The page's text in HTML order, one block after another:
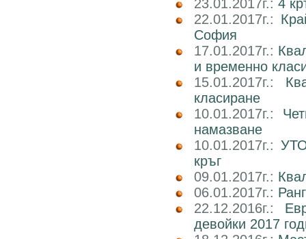
23.01.2017г.: 4
22.01.2017г.:
София
17.01.2017г.:
и временно
15.01.2017г.:
класиране
10.01.2017г.:
намазване
10.01.2017г.:
кръг
09.01.2017г.:
06.01.2017г.:
22.12.2016г.:
девойки 2017